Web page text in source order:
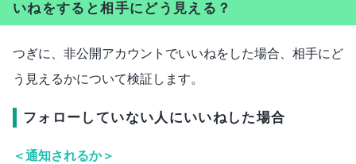
いねをすると相手にどう見える？
つぎに、非公開アカウントでいいねをした場合、相手にど
う見えるかについて検証します。
フォローしていない人にいいねした場合
＜通知されるか＞